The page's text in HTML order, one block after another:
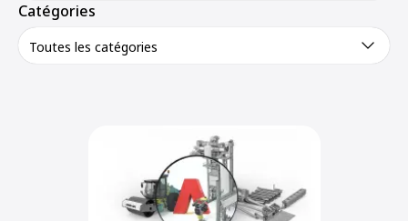
Catégories
Toutes les catégories